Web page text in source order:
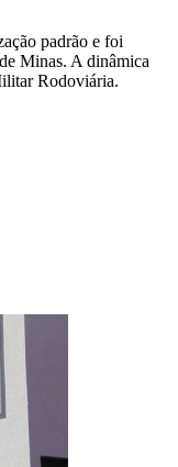
padrão e foi
Minas. A dinâmica
Rodoviária.